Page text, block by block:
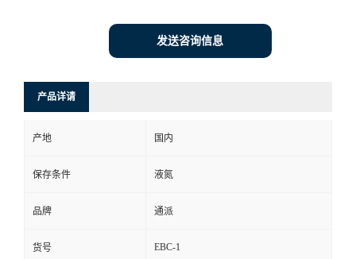
发送咨询信息
产品详请
产地 国内
保存条件 液氮
品牌 通派
货号 EBC-1